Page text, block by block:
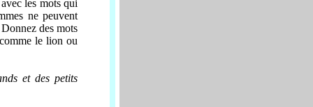
les mots qui
ne peuvent
des mots
le lion ou
et des petits